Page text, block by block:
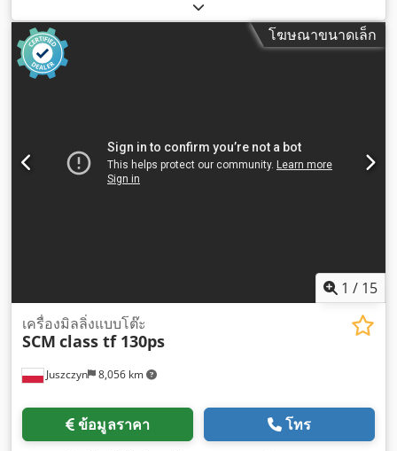
โฆษณาขนาดเล็ก
1 / 15
Juszczyn 8,056 km
เครื่องมิลลิ่งแบบโต๊ะ
SCM class tf 130ps
ข้อมูลราคา โทร